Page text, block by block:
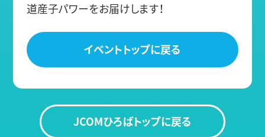
道産子パワーをお届けします！
イベントトップに戻る
JCOMひろばトップに戻る